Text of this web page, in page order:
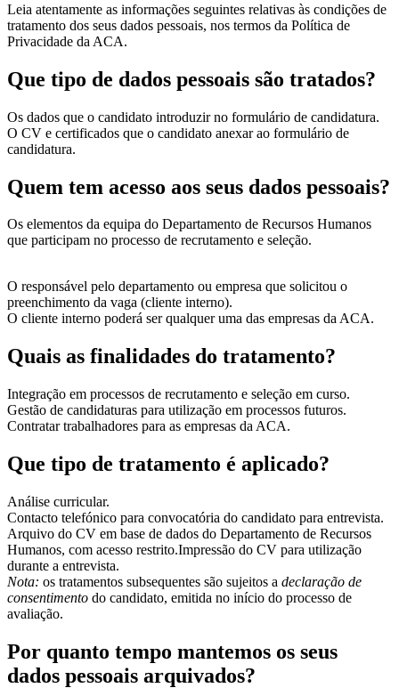
Leia atentamente as informações seguintes relativas às condições de
tratamento dos seus dados pessoais, nos termos da Política de
Privacidade da ACA.
Que tipo de dados pessoais são tratados?
Os dados que o candidato introduzir no formulário de candidatura.
O CV e certificados que o candidato anexar ao formulário de
candidatura.
Quem tem acesso aos seus dados pessoais?
Os elementos da equipa do Departamento de Recursos Humanos
que participam no processo de recrutamento e seleção.
O responsável pelo departamento ou empresa que solicitou o
preenchimento da vaga (cliente interno).
O cliente interno poderá ser qualquer uma das empresas da ACA.
Quais as finalidades do tratamento?
Integração em processos de recrutamento e seleção em curso.
Gestão de candidaturas para utilização em processos futuros.
Contratar trabalhadores para as empresas da ACA.
Que tipo de tratamento é aplicado?
Análise curricular.
Contacto telefónico para convocatória do candidato para entrevista.
Arquivo do CV em base de dados do Departamento de Recursos
Humanos, com acesso restrito.Impressão do CV para utilização
durante a entrevista.
Nota: os tratamentos subsequentes são sujeitos a declaração de
consentimento do candidato, emitida no início do processo de
avaliação.
Por quanto tempo mantemos os seus
dados pessoais arquivados?